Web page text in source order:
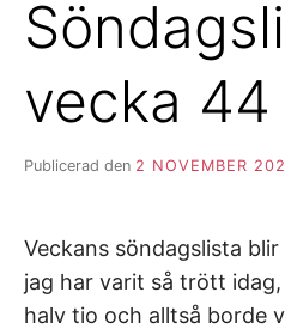
vecka 44
Publicerad den 2 NOVEMBER
Veckans söndagslista
jag har varit så trött
halv tio och alltså borde